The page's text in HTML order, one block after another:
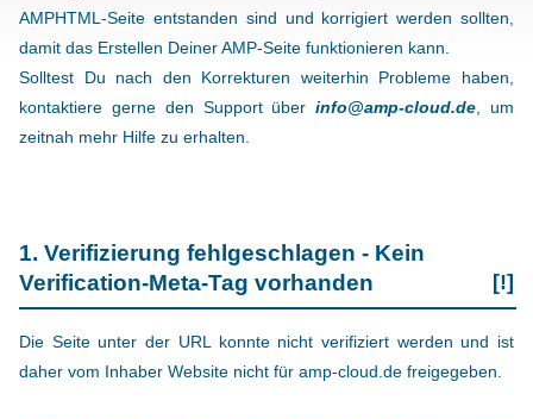
AMPHTML-Seite entstanden sind und korrigiert werden sollten,
damit das Erstellen Deiner AMP-Seite funktionieren kann.
Solltest Du nach den Korrekturen weiterhin Probleme haben,
kontaktiere gerne den Support überinfo@amp-cloud.de, um
zeitnah mehr Hilfe zu erhalten.
1. Verifizierung fehlgeschlagen - Kein
Verification-Meta-Tag vorhanden
[!]
Die Seite unter der URL konnte nicht verifiziert werden und ist
daher vom Inhaber Website nicht für amp-cloud.de freigegeben.